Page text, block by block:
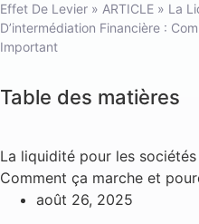
Effet De Levier » ARTICLE » La
D’intermédiation Financière :
Important
Table des matières
La liquidité pour les
Comment ça marche et
août 26, 2025